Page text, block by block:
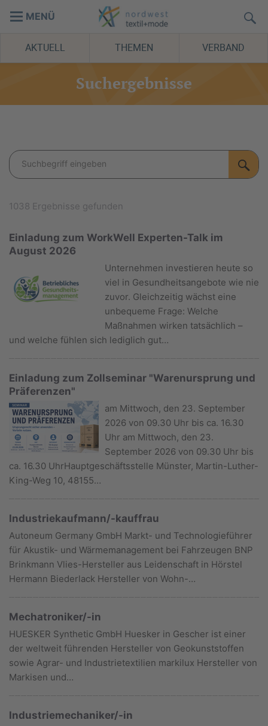
MENÜ
AKTUELL THEMEN VERBAND
Suchergebnisse
1038 Ergebnisse gefunden
Einladung zum WorkWell Experten-Talk im
August 2026
Unternehmen investieren heute so
viel in Gesundheitsangebote wie nie
zuvor. Gleichzeitig wächst eine
unbequeme Frage: Welche
Maßnahmen wirken tatsächlich –
und welche fühlen sich lediglich gut…
Einladung zum Zollseminar "Warenursprung und
Präferenzen"
am Mittwoch, den 23. September
2026 von 09.30 Uhr bis ca. 16.30
Uhr am Mittwoch, den 23.
September 2026 von 09.30 Uhr bis
ca. 16.30 UhrHauptgeschäftsstelle Münster, Martin-Luther-
King-Weg 10, 48155…
Industriekaufmann/-kauffrau
Autoneum Germany GmbH Markt- und Technologieführer
für Akustik- und Wärmemanagement bei Fahrzeugen BNP
Brinkmann Vlies-Hersteller aus Leidenschaft in Hörstel
Hermann Biederlack Hersteller von Wohn-…
Mechatroniker/-in
HUESKER Synthetic GmbH Huesker in Gescher ist einer
der weltweit führenden Hersteller von Geokunststoffen
sowie Agrar- und Industrietextilien markilux Hersteller von
Markisen und…
Industriemechaniker/-in